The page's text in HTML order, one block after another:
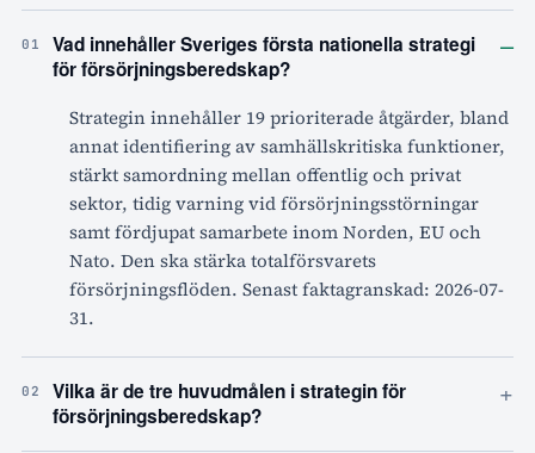
01
Vad innehåller Sveriges första nationella strategi
för försörjningsberedskap?
–
Strategin innehåller 19 prioriterade åtgärder, bland
annat identifiering av samhällskritiska funktioner,
stärkt samordning mellan offentlig och privat
sektor, tidig varning vid försörjningsstörningar
samt fördjupat samarbete inom Norden, EU och
Nato. Den ska stärka totalförsvarets
försörjningsflöden. Senast faktagranskad: 2026-07-
31.
02
Vilka är de tre huvudmålen i strategin för
försörjningsberedskap?
+